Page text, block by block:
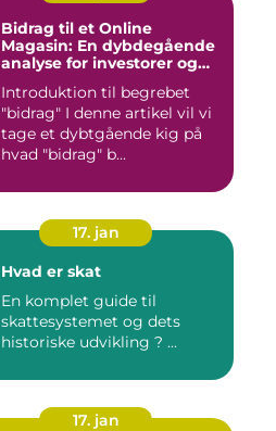
Bidrag til et Online
Magasin: En dybdegående
analyse for investorer og
Introduktion til begrebet
"bidrag" I denne artikel vil vi
tage et dybtgående kig på
hvad "bidrag" b...
17. jan
Hvad er skat
En komplet guide til
skattesystemet og dets
historiske udvikling ? ...
17. jan